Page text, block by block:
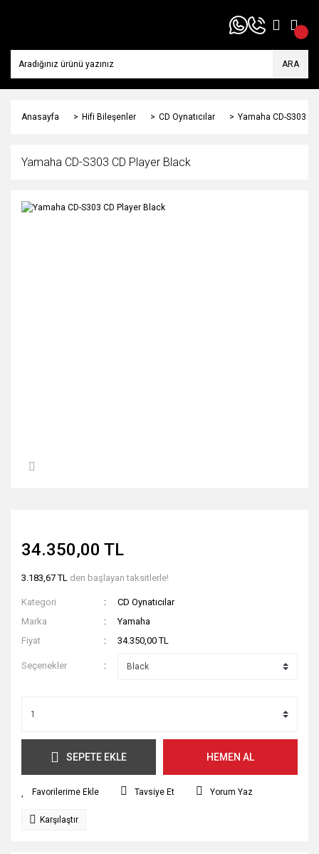
ARA
Anasayfa Hifi Bileşenler CD Oynatıcılar Yamaha CD-S303
Yamaha CD-S303 CD Player Black
34.350,00 TL
3.183,67 TL den başlayan taksitlerle!
Kategori
CD Oynatıcılar
Marka
Yamaha
Fiyat
34.350,00 TL
Seçenekler
SEPETE EKLE HEMEN AL
Tavsiye Et Yorum Yaz
Karşılaştır